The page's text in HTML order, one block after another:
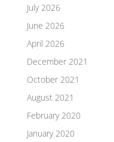
July 2026
June 2026
April 2026
December 2021
October 2021
August 2021
February 2020
January 2020